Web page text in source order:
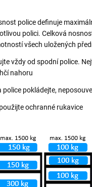
police definuje
polici. Celková
všech uložených
vždy od spodní police.
nahoru
police pokládejte,
ochranné rukavice